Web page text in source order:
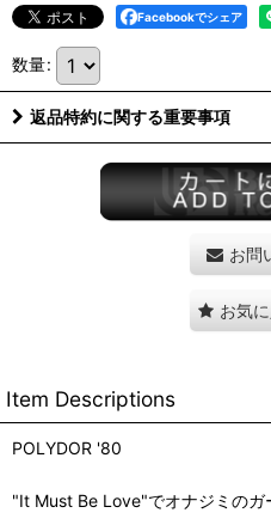
Facebookでシェア
数量:
返品特約に関する重要事項
お問
お気
Item Descriptions
POLYDOR '80
"It Must Be Love"でオナジミのガ